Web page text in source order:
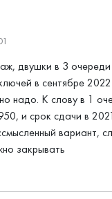
двушки в 3
в сентябре
надо. К слову в 1
и срок сдачи в
вариант,
закрывать